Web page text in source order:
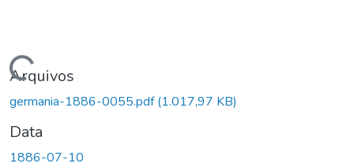
Carregando...
Arquivos
germania-1886-0055.pdf(1.017,97 KB)
Data
1886-07-10